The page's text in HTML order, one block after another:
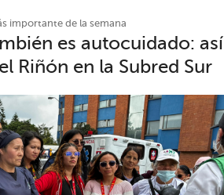
importante de la semana
es autocuidado: así
Riñón en la Subred Sur